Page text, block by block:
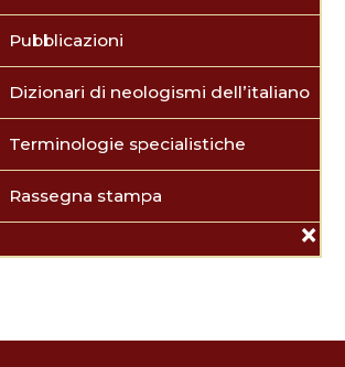
Pubblicazioni
Dizionari di neologismi dell’italiano
Terminologie specialistiche
Rassegna stampa